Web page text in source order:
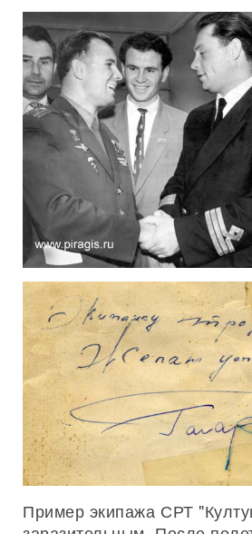
Пример экипажа СРТ